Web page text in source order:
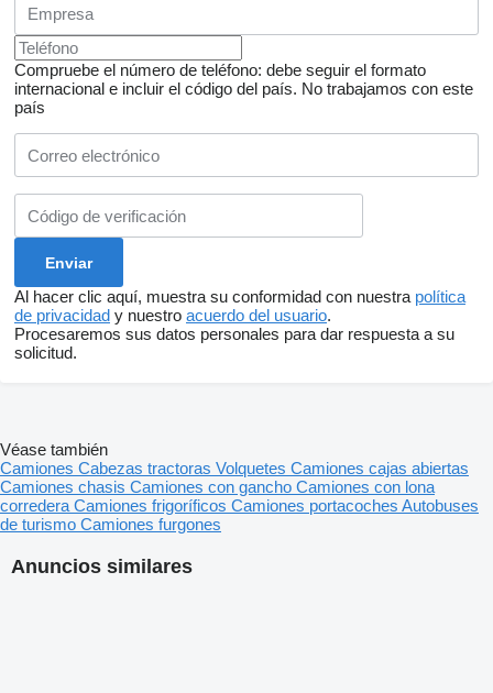
Compruebe el número de teléfono: debe seguir el formato
internacional e incluir el código del país. No trabajamos con este
país
Al hacer clic aquí, muestra su conformidad con nuestra política
de privacidad y nuestro acuerdo del usuario.
Procesaremos sus datos personales para dar respuesta a su
solicitud.
Anuncios similares
Véase también
Camiones Cabezas tractoras Volquetes Camiones cajas abiertas
Camiones chasis Camiones con gancho Camiones con lona
corredera Camiones frigoríficos Camiones portacoches Autobuses
de turismo Camiones furgones